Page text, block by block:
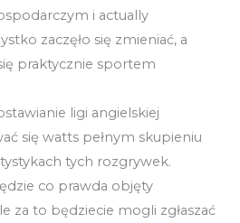
i actually
zaczęło się zmieniać, a
praktycznie sportem
ligi angielskiej
się watts pełnym skupieniu
tych rozgrywek.
co prawda objęty
za to będziecie mogli zgłaszać